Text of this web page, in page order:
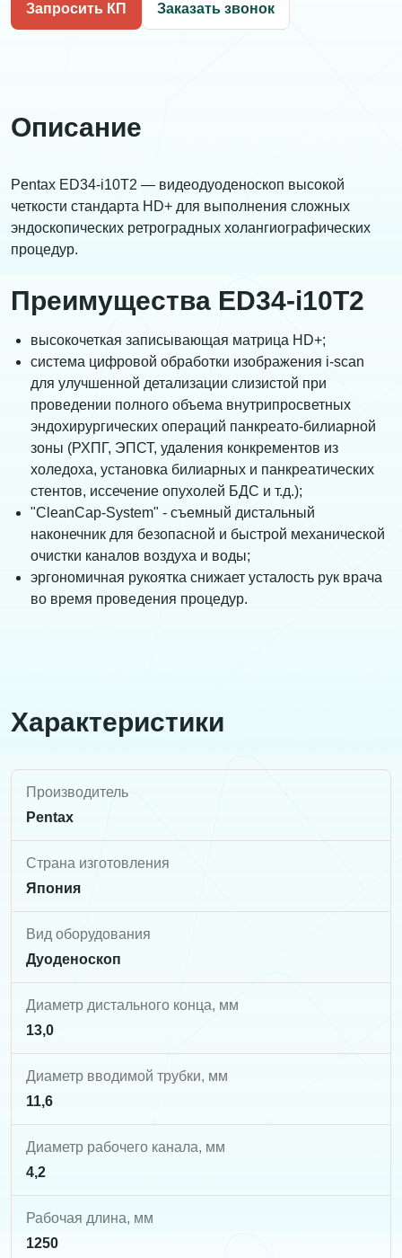
Запросить КП Заказать звонок
Описание
Pentax ED34-i10T2 — видеодуоденоскоп высокой
четкости стандарта HD+ для выполнения сложных
эндоскопических ретроградных холангиографических
процедур.
Преимущества ED34-i10T2
высокочеткая записывающая матрица HD+;
система цифровой обработки изображения i-scan
для улучшенной детализации слизистой при
проведении полного объема внутрипросветных
эндохирургических операций панкреато-билиарной
зоны (РХПГ, ЭПСТ, удаления конкрементов из
холедоха, установка билиарных и панкреатических
стентов, иссечение опухолей БДС и т.д.);
"CleanCap-System" - съемный дистальный
наконечник для безопасной и быстрой механической
очистки каналов воздуха и воды;
эргономичная рукоятка снижает усталость рук врача
во время проведения процедур.
Характеристики
Производитель
Pentax
Страна изготовления
Япония
Вид оборудования
Дуоденоскоп
Диаметр дистального конца, мм
13,0
Диаметр вводимой трубки, мм
11,6
Диаметр рабочего канала, мм
4,2
Рабочая длина, мм
1250